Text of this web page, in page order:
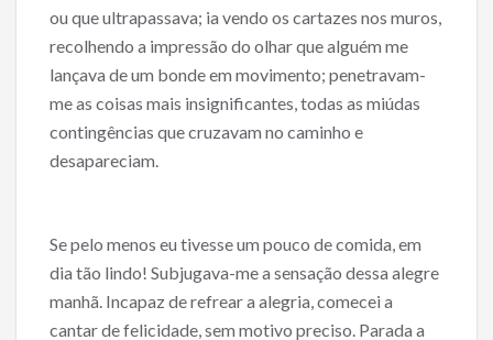
ou que ultrapassava; ia vendo os cartazes nos muros,
recolhendo a impressão do olhar que alguém me
lançava de um bonde em movimento; penetravam-
me as coisas mais insignificantes, todas as miúdas
contingências que cruzavam no caminho e
desapareciam.
Se pelo menos eu tivesse um pouco de comida, em
dia tão lindo! Subjugava-me a sensação dessa alegre
manhã. Incapaz de refrear a alegria, comecei a
cantar de felicidade, sem motivo preciso. Parada a